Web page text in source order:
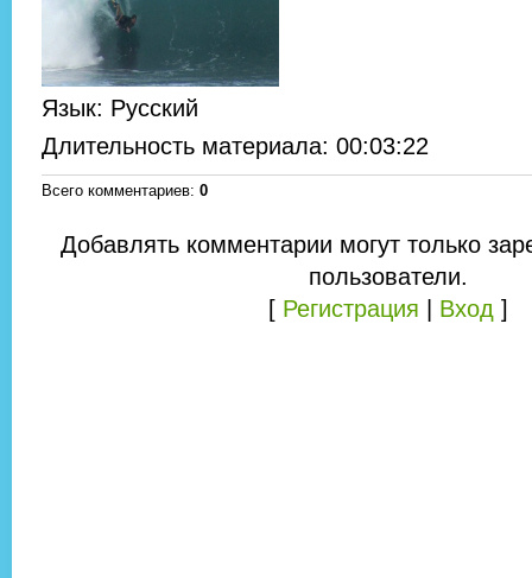
Язык: Русский
Длительность материала: 00:03:22
Всего комментариев: 0
Добавлять комментарии могут только
пользователи.
[ Регистрация Вход ]